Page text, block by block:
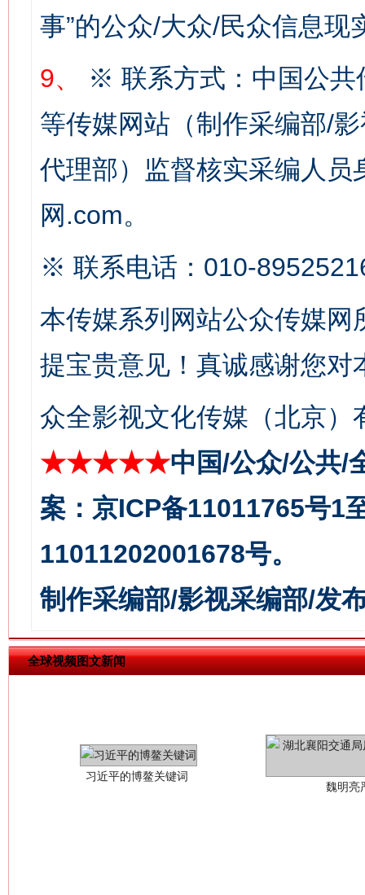
事”的公众/大众/民众信息现
9、
※ 联系方式：中国公共
等传媒网站（制作采编部/
代理部）监督核实采编人员
网.com。
※ 联系电话：010-
本传媒系列网站公众传媒
提宝贵意见！真诚感谢您
众全影视文化传媒（北京）
★★★★★中国/公众/公共/
案：京ICP备11011765号1
11011202001678号。
制作采编部/影视采编部/发
全球视频图文新闻
网上购药对药下症？
在谋一域中谋全局
今
习近平的博鳌关键词
魏明亮